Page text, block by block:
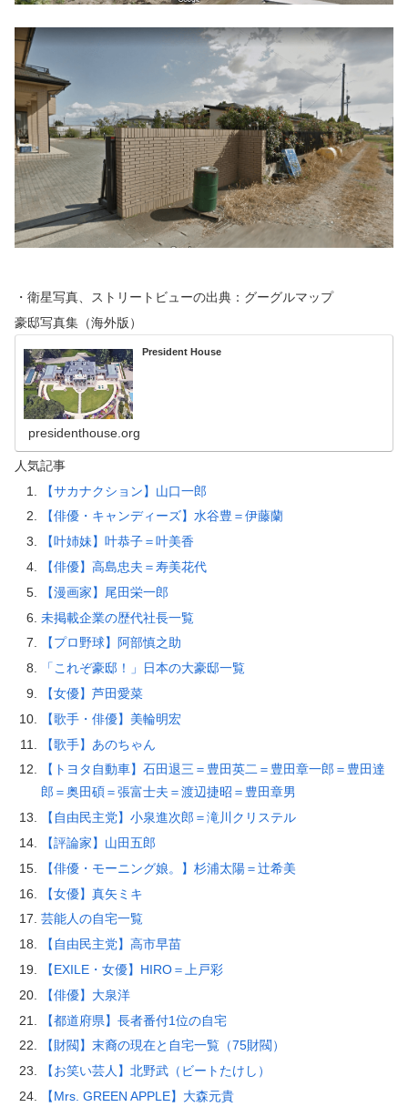
・衛星写真、ストリートビューの出典：グーグルマップ
豪邸写真集（海外版）
President House
presidenthouse.org
人気記事
【サカナクション】山口一郎
【俳優・キャンディーズ】水谷豊＝伊藤蘭
【叶姉妹】叶恭子＝叶美香
【俳優】高島忠夫＝寿美花代
【漫画家】尾田栄一郎
未掲載企業の歴代社長一覧
【プロ野球】阿部慎之助
「これぞ豪邸！」日本の大豪邸一覧
【女優】芦田愛菜
【歌手・俳優】美輪明宏
【歌手】あのちゃん
【トヨタ自動車】石田退三＝豊田英二＝豊田章一郎＝豊田達
郎＝奥田碩＝張富士夫＝渡辺捷昭＝豊田章男
【自由民主党】小泉進次郎＝滝川クリステル
【評論家】山田五郎
【俳優・モーニング娘。】杉浦太陽＝辻希美
【女優】真矢ミキ
芸能人の自宅一覧
【自由民主党】高市早苗
【EXILE・女優】HIRO＝上戸彩
【俳優】大泉洋
【都道府県】長者番付1位の自宅
【財閥】末裔の現在と自宅一覧（75財閥）
【お笑い芸人】北野武（ビートたけし）
【Mrs. GREEN APPLE】大森元貴